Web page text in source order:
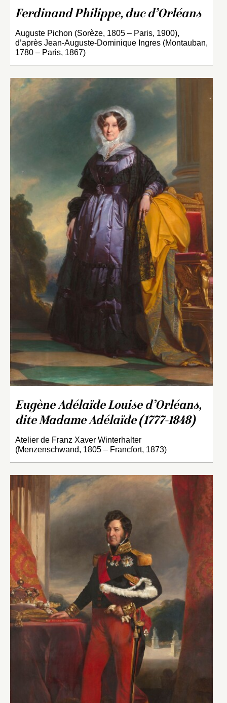
Ferdinand Philippe, duc d’Orléans
Auguste Pichon (Sorèze, 1805 – Paris, 1900),
d’après Jean-Auguste-Dominique Ingres (Montauban,
1780 – Paris, 1867)
Eugène Adélaïde Louise d’Orléans,
dite Madame Adélaïde (1777-1848)
Atelier de Franz Xaver Winterhalter
(Menzenschwand, 1805 – Francfort, 1873)